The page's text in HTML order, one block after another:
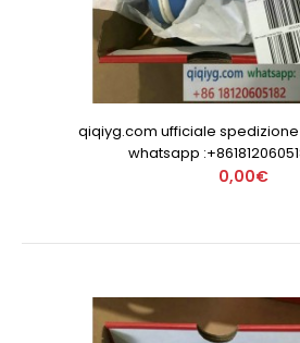
qiqiyg.com ufficiale
whatsapp
0,00€